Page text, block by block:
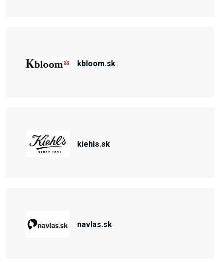
kbloom.sk
kiehls.sk
navlas.sk